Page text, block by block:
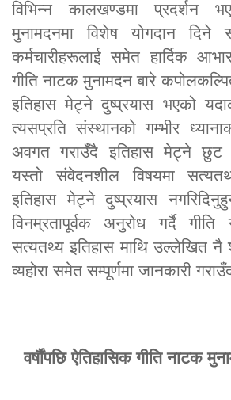
विभिन्न कालखण्डमा प्रदर्शन
मुनामदनमा विशेष योगदान दिने
कर्मचारीहरूलाई समेत हार्दिक
गीति नाटक मुनामदन बारे
इतिहास मेट्ने दुष्प्रयास भएको
त्यसप्रति संस्थानको गम्भीर
अवगत गराउँदै इतिहास मेट्ने
यस्तो संवेदनशील विषयमा
इतिहास मेट्ने दुष्प्रयास
विनम्रतापूर्वक अनुरोध गर्दै
सत्यतथ्य इतिहास माथि उल्लेखित
व्यहोरा समेत सम्पूर्णमा जानकारी
वर्षौंपछि ऐतिहासिक गीति नाटक